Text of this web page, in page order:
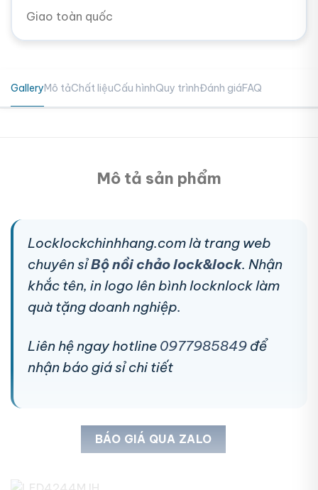
Giao toàn quốc
GalleryMô tảChất liệuCấu hìnhQuy trìnhĐánh giáFAQ
Mô tả sản phẩm
Locklockchinhhang.com là trang web
chuyên sỉBộ nồi chảo lock&lock. Nhận
khắc tên, in logo lên bình locknlock làm
quà tặng doanh nghiệp.
Liên hệ ngay hotline 0977985849 để
nhận báo giá sỉ chi tiết
BÁO GIÁ QUA ZALO